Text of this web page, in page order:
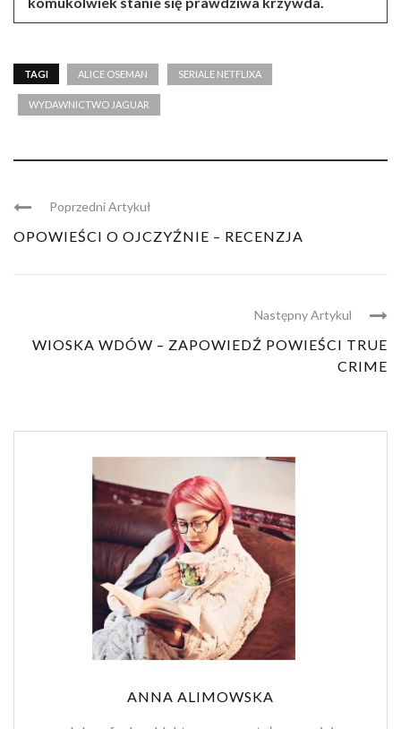
TAGI ALICE OSEMAN SERIALE NETFLIXA
WYDAWNICTWO JAGUAR
Poprzedni Artykuł
OPOWIEŚCI O OJCZYŹNIE – RECENZJA
Następny Artykul
WIOSKA WDÓW – ZAPOWIEDŹ POWIEŚCI TRUE
CRIME
ANNA ALIMOWSKA